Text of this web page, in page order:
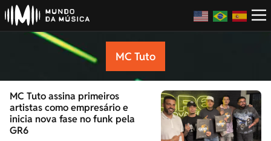
MC Tuto
MC Tuto assina primeiros
artistas como empresário e
inicia nova fase no funk pela
GR6